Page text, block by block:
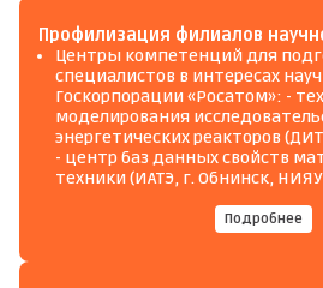
Профилизация филиалов
Центры компетенций для
специалистов в интересах
Госкорпорации «Росатом»: -
моделирования
энергетических реакторов
- центр баз данных свойств
техники (ИАТЭ, г. Обнинск,
Подробнее